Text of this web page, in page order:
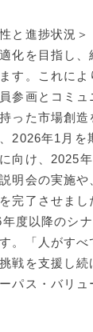
と進捗状況＞
化を目指し
す。これに
参画とコミュ
った市場創
2026年1月を
向け、2025
明会の実施
完了させま
度以降のシ
。「人がす
戦を支援し
パス・バリ